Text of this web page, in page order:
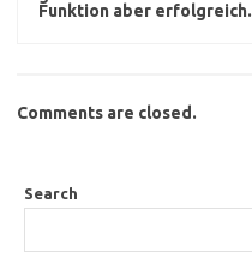
Funktion aber erfolgreich.
Comments are closed.
Search